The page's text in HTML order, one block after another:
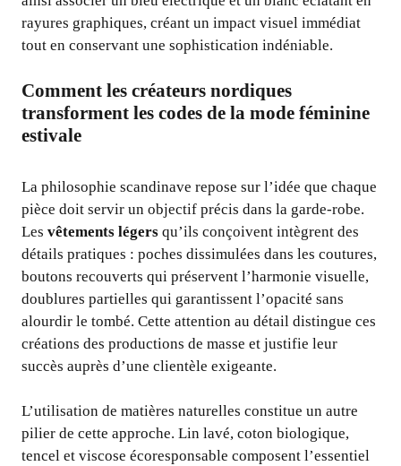
rayures graphiques, créant un impact visuel immédiat
tout en conservant une sophistication indéniable.
Comment les créateurs nordiques
transforment les codes de la mode féminine
estivale
La philosophie scandinave repose sur l’idée que chaque
pièce doit servir un objectif précis dans la garde-robe.
Les vêtements légers qu’ils conçoivent intègrent des
détails pratiques : poches dissimulées dans les coutures,
boutons recouverts qui préservent l’harmonie visuelle,
doublures partielles qui garantissent l’opacité sans
alourdir le tombé. Cette attention au détail distingue ces
créations des productions de masse et justifie leur
succès auprès d’une clientèle exigeante.
L’utilisation de matières naturelles constitue un autre
pilier de cette approche. Lin lavé, coton biologique,
tencel et viscose écoresponsable composent l’essentiel